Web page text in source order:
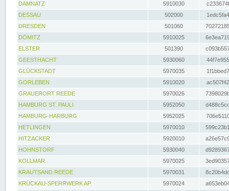
DAMNATZ
5910030
DESSAU
502000
DRESDEN
501060
DÖMITZ
5910025
ELSTER
501390
GEESTHACHT
5930060
GLÜCKSTADT
5970035
GORLEBEN
5910020
GRAUERORT REEDE
5970026
HAMBURG ST. PAULI
5952050
HAMBURG-HARBURG
5952025
HETLINGEN
5970010
HITZACKER
5920010
HOHNSTORF
5930040
KOLLMAR
5970025
KRAUTSAND REEDE
5970031
KRÜCKAU-SPERRWERK AP
5970024